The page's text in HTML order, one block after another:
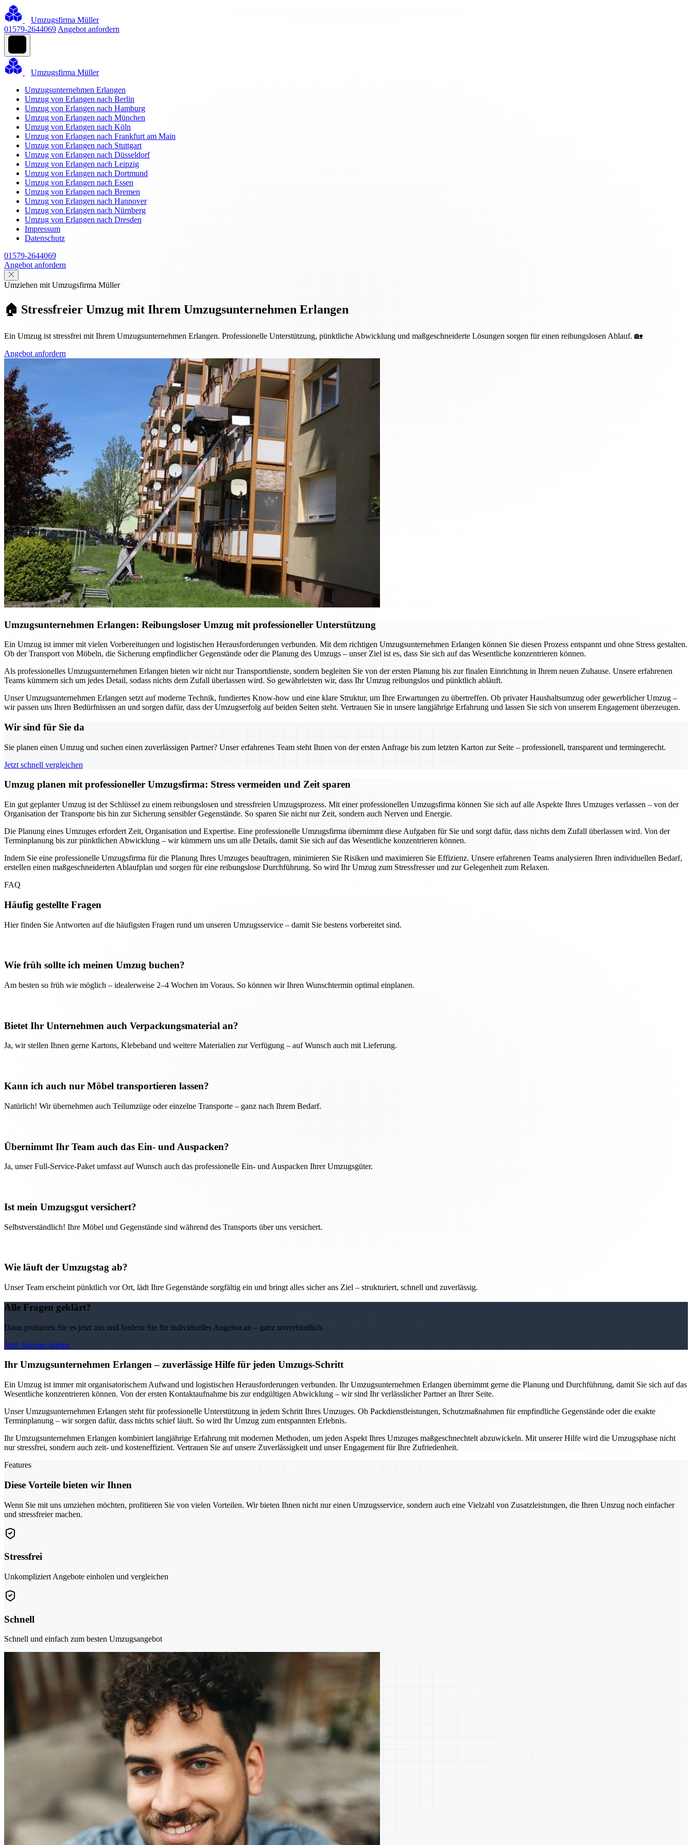
Umzugsfirma Müller
01579-2644069 Angebot anfordern
Umzugsfirma Müller
Umzugsunternehmen Erlangen
Umzug von Erlangen nach Berlin
Umzug von Erlangen nach Hamburg
Umzug von Erlangen nach München
Umzug von Erlangen nach Köln
Umzug von Erlangen nach Frankfurt am Main
Umzug von Erlangen nach Stuttgart
Umzug von Erlangen nach Düsseldorf
Umzug von Erlangen nach Leipzig
Umzug von Erlangen nach Dortmund
Umzug von Erlangen nach Essen
Umzug von Erlangen nach Bremen
Umzug von Erlangen nach Hannover
Umzug von Erlangen nach Nürnberg
Umzug von Erlangen nach Dresden
Impressum
Datenschutz
01579-2644069
Angebot anfordern
Umziehen mit Umzugsfirma Müller
🏠 Stressfreier Umzug mit Ihrem Umzugsunternehmen Erlangen
Ein Umzug ist stressfrei mit Ihrem Umzugsunternehmen Erlangen. Professionelle Unterstützung, pünktliche Abwicklung und maßgeschneiderte Lösungen sorgen für einen reibungslosen Ablauf. 🏡
Angebot anfordern
Umzugsunternehmen Erlangen: Reibungsloser Umzug mit professioneller Unterstützung
Ein Umzug ist immer mit vielen Vorbereitungen und logistischen Herausforderungen verbunden. Mit dem richtigen Umzugsunternehmen Erlangen können Sie diesen Prozess entspannt und ohne Stress gestalten.
Ob der Transport von Möbeln, die Sicherung empfindlicher Gegenstände oder die Planung des Umzugs – unser Ziel ist es, dass Sie sich auf das Wesentliche konzentrieren können.
Als professionelles Umzugsunternehmen Erlangen bieten wir nicht nur Transportdienste, sondern begleiten Sie von der ersten Planung bis zur finalen Einrichtung in Ihrem neuen Zuhause. Unsere erfahrenen
Teams kümmern sich um jedes Detail, sodass nichts dem Zufall überlassen wird. So gewährleisten wir, dass Ihr Umzug reibungslos und pünktlich abläuft.
Unser Umzugsunternehmen Erlangen setzt auf moderne Technik, fundiertes Know-how und eine klare Struktur, um Ihre Erwartungen zu übertreffen. Ob privater Haushaltsumzug oder gewerblicher Umzug –
wir passen uns Ihren Bedürfnissen an und sorgen dafür, dass der Umzugserfolg auf beiden Seiten steht. Vertrauen Sie in unsere langjährige Erfahrung und lassen Sie sich von unserem Engagement überzeugen.
Wir sind für Sie da
Sie planen einen Umzug und suchen einen zuverlässigen Partner? Unser erfahrenes Team steht Ihnen von der ersten Anfrage bis zum letzten Karton zur Seite – professionell, transparent und termingerecht.
Jetzt schnell vergleichen
Umzug planen mit professioneller Umzugsfirma: Stress vermeiden und Zeit sparen
Ein gut geplanter Umzug ist der Schlüssel zu einem reibungslosen und stressfreien Umzugsprozess. Mit einer professionellen Umzugsfirma können Sie sich auf alle Aspekte Ihres Umzuges verlassen – von der
Organisation der Transporte bis hin zur Sicherung sensibler Gegenstände. So sparen Sie nicht nur Zeit, sondern auch Nerven und Energie.
Die Planung eines Umzuges erfordert Zeit, Organisation und Expertise. Eine professionelle Umzugsfirma übernimmt diese Aufgaben für Sie und sorgt dafür, dass nichts dem Zufall überlassen wird. Von der
Terminplanung bis zur pünktlichen Abwicklung – wir kümmern uns um alle Details, damit Sie sich auf das Wesentliche konzentrieren können.
Indem Sie eine professionelle Umzugsfirma für die Planung Ihres Umzuges beauftragen, minimieren Sie Risiken und maximieren Sie Effizienz. Unsere erfahrenen Teams analysieren Ihren individuellen Bedarf,
erstellen einen maßgeschneiderten Ablaufplan und sorgen für eine reibungslose Durchführung. So wird Ihr Umzug zum Stressfresser und zur Gelegenheit zum Relaxen.
FAQ
Häufig gestellte Fragen
Hier finden Sie Antworten auf die häufigsten Fragen rund um unseren Umzugsservice – damit Sie bestens vorbereitet sind.
Wie früh sollte ich meinen Umzug buchen?
Am besten so früh wie möglich – idealerweise 2–4 Wochen im Voraus. So können wir Ihren Wunschtermin optimal einplanen.
Bietet Ihr Unternehmen auch Verpackungsmaterial an?
Ja, wir stellen Ihnen gerne Kartons, Klebeband und weitere Materialien zur Verfügung – auf Wunsch auch mit Lieferung.
Kann ich auch nur Möbel transportieren lassen?
Natürlich! Wir übernehmen auch Teilumzüge oder einzelne Transporte – ganz nach Ihrem Bedarf.
Übernimmt Ihr Team auch das Ein- und Auspacken?
Ja, unser Full-Service-Paket umfasst auf Wunsch auch das professionelle Ein- und Auspacken Ihrer Umzugsgüter.
Ist mein Umzugsgut versichert?
Selbstverständlich! Ihre Möbel und Gegenstände sind während des Transports über uns versichert.
Wie läuft der Umzugstag ab?
Unser Team erscheint pünktlich vor Ort, lädt Ihre Gegenstände sorgfältig ein und bringt alles sicher ans Ziel – strukturiert, schnell und zuverlässig.
Alle Fragen geklärt?
Dann probieren Sie es jetzt aus und fordern Sie Ihr individuelles Angebot an – ganz unverbindlich.
Jetzt Anfrage starten
Ihr Umzugsunternehmen Erlangen – zuverlässige Hilfe für jeden Umzugs-Schritt
Ein Umzug ist immer mit organisatorischem Aufwand und logistischen Herausforderungen verbunden. Ihr Umzugsunternehmen Erlangen übernimmt gerne die Planung und Durchführung, damit Sie sich auf das
Wesentliche konzentrieren können. Von der ersten Kontaktaufnahme bis zur endgültigen Abwicklung – wir sind Ihr verlässlicher Partner an Ihrer Seite.
Unser Umzugsunternehmen Erlangen steht für professionelle Unterstützung in jedem Schritt Ihres Umzuges. Ob Packdienstleistungen, Schutzmaßnahmen für empfindliche Gegenstände oder die exakte
Terminplanung – wir sorgen dafür, dass nichts schief läuft. So wird Ihr Umzug zum entspannten Erlebnis.
Ihr Umzugsunternehmen Erlangen kombiniert langjährige Erfahrung mit modernen Methoden, um jeden Aspekt Ihres Umzuges maßgeschnechtelt abzuwickeln. Mit unserer Hilfe wird die Umzugsphase nicht
nur stressfrei, sondern auch zeit- und kosteneffizient. Vertrauen Sie auf unsere Zuverlässigkeit und unser Engagement für Ihre Zufriedenheit.
Features
Diese Vorteile bieten wir Ihnen
Wenn Sie mit uns umziehen möchten, profitieren Sie von vielen Vorteilen. Wir bieten Ihnen nicht nur einen Umzugsservice, sondern auch eine Vielzahl von Zusatzleistungen, die Ihren Umzug noch einfacher
und stressfreier machen.
Stressfrei
Unkompliziert Angebote einholen und vergleichen
Schnell
Schnell und einfach zum besten Umzugsangebot